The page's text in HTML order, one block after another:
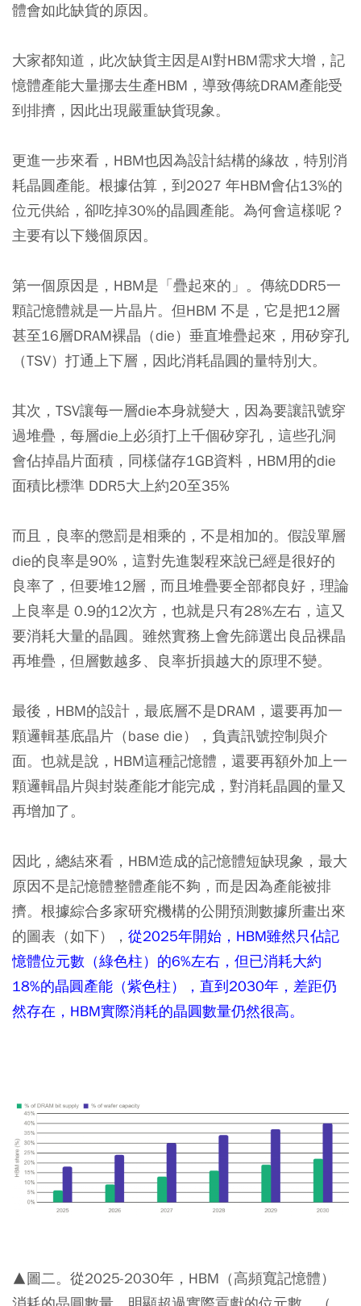
體會如此缺貨的原因。
大家都知道，此次缺貨主因是AI對HBM需求大增，記
憶體產能大量挪去生產HBM，導致傳統DRAM產能受
到排擠，因此出現嚴重缺貨現象。
更進一步來看，HBM也因為設計結構的緣故，特別消
耗晶圓產能。根據估算，到2027 年HBM會佔13%的
位元供給，卻吃掉30%的晶圓產能。為何會這樣呢？
主要有以下幾個原因。
第一個原因是，HBM是「疊起來的」。傳統DDR5一
顆記憶體就是一片晶片。但HBM 不是，它是把12層
甚至16層DRAM裸晶（die）垂直堆疊起來，用矽穿孔
（TSV）打通上下層，因此消耗晶圓的量特別大。
其次，TSV讓每一層die本身就變大，因為要讓訊號穿
過堆疊，每層die上必須打上千個矽穿孔，這些孔洞
會佔掉晶片面積，同樣儲存1GB資料，HBM用的die
面積比標準 DDR5大上約20至35%
而且，良率的懲罰是相乘的，不是相加的。假設單層
die的良率是90%，這對先進製程來說已經是很好的
良率了，但要堆12層，而且堆疊要全部都良好，理論
上良率是 0.9的12次方，也就是只有28%左右，這又
要消耗大量的晶圓。雖然實務上會先篩選出良品裸晶
再堆疊，但層數越多、良率折損越大的原理不變。
最後，HBM的設計，最底層不是DRAM，還要再加一
顆邏輯基底晶片（base die），負責訊號控制與介
面。也就是說，HBM這種記憶體，還要再額外加上一
顆邏輯晶片與封裝產能才能完成，對消耗晶圓的量又
再增加了。
因此，總結來看，HBM造成的記憶體短缺現象，最大
原因不是記憶體整體產能不夠，而是因為產能被排
擠。根據綜合多家研究機構的公開預測數據所畫出來
的圖表（如下）， 從2025年開始，HBM雖然只佔記
憶體位元數（綠色柱）的6%左右，但已消耗大約
18%的晶圓產能（紫色柱），直到2030年，差距仍
然存在，HBM實際消耗的晶圓數量仍然很高。
▲圖二。從2025-2030年，HBM（高頻寬記憶體）